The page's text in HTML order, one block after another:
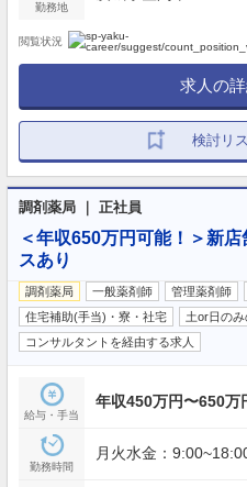
勤務地
閲覧状況
求人の
検討リ
調剤薬局 ｜ 正社員
＜年収650万円可能！＞新
スあり
調剤薬局 一般薬剤師 管理薬剤師
住宅補助(手当)・寮・社宅
土or日の
コンサルタントを経由する求人
給与・手当
年収450万円〜650万
勤務時間
月火水金：